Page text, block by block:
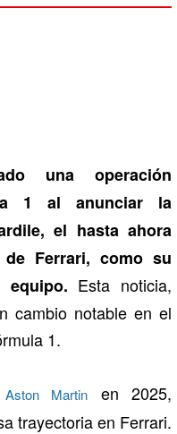
una operación
1 al anunciar la
el hasta ahora
Ferrari, como su
Esta noticia,
cambio notable en el
1.
Aston Martin
en 2025,
trayectoria en Ferrari.